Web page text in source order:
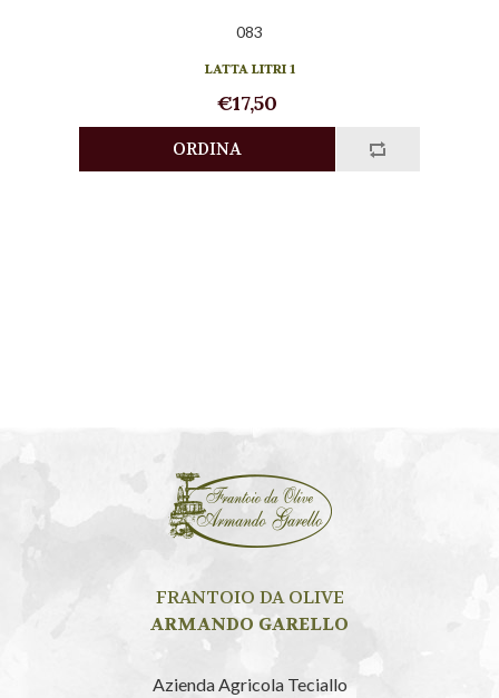
083
LATTA LITRI 1
€17,50
FRANTOIO DA OLIVE
ARMANDO GARELLO
Azienda Agricola Teciallo